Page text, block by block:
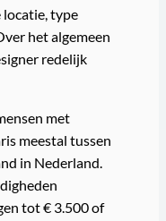
locatie, type
het algemeen
redelijk
met
meestal tussen
in Nederland.
tot € 3.500 of